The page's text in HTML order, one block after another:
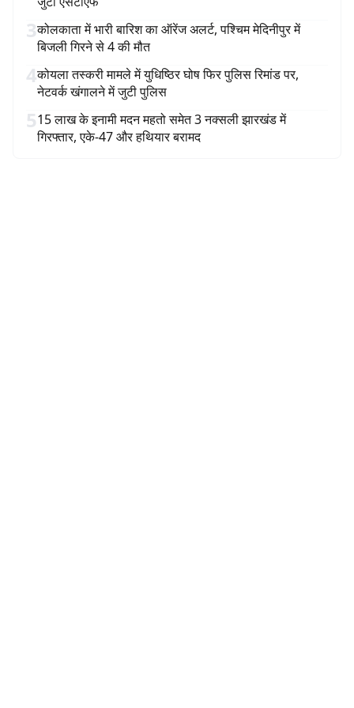
3कोलकाता में भारी बारिश का ऑरेंज अलर्ट, पश्चिम मेदिनीपुर में
बिजली गिरने से 4 की मौत
4कोयला तस्करी मामले में युधिष्ठिर घोष फिर पुलिस रिमांड पर,
नेटवर्क खंगालने में जुटी पुलिस
515 लाख के इनामी मदन महतो समेत 3 नक्सली झारखंड में
गिरफ्तार, एके-47 और हथियार बरामद